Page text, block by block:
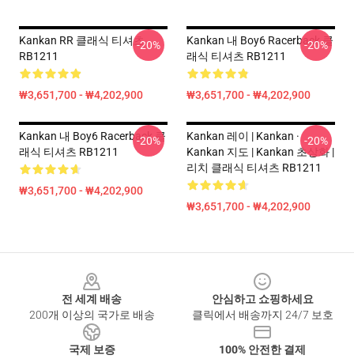
Kankan RR 클래식 티셔츠
RB1211
₩3,651,700 - ₩4,202,900
-20%
Kankan 내 Boy6 Racerback 클
래식 티셔츠 RB1211
₩3,651,700 - ₩4,202,900
-20%
Kankan 내 Boy6 Racerback 클
래식 티셔츠 RB1211
₩3,651,700 - ₩4,202,900
-20%
Kankan 레이 | Kankan ·
Kankan 지도 | Kankan 초상화 |
리치 클래식 티셔츠 RB1211
₩3,651,700 - ₩4,202,900
-20%
전 세계 배송
200개 이상의 국가로 배송
안심하고 쇼핑하세요
클릭에서 배송까지 24/7 보호
국제 보증
100% 안전한 결제